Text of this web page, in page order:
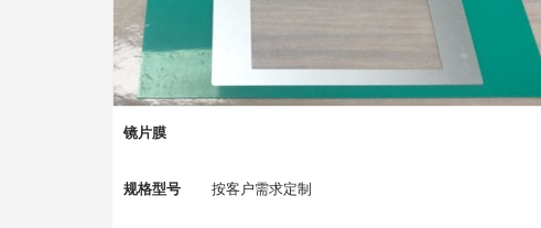
镜片膜
规格型号 按客户需求定制